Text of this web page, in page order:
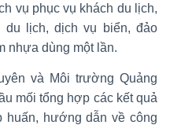
vụ phục vụ khách du lịch,
lịch, dịch vụ biển, đảo
nhựa dùng một lần.
và Môi trường Quảng
mối tổng hợp các kết quả
hướng dẫn về công